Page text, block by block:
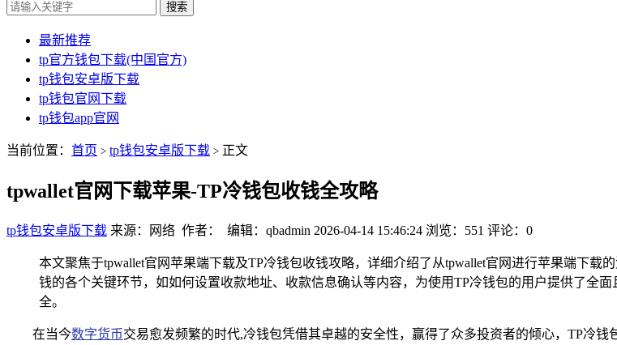
搜索
最新推荐
tp官方钱包下载(中国官方)
tp钱包安卓版下载
tp钱包官网下载
tp钱包app官网
当前位置： 首页 > tp钱包安卓版下载 > 正文
tpwallet官网下载苹果-TP冷钱包收钱全攻略
tp钱包安卓版下载 来源：网络 作者： 编辑：qbadmin 2026-04-14 15:46:24 浏览：551 评论：0
本文聚焦于tpwallet官网苹果端下载及TP冷钱包收钱攻略，详细介绍了从tpwallet官网进行苹果端下
钱的各个关键环节，如如何设置收款地址、收款信息确认等内容，为使用TP冷钱包的用户提供了全
全。
在当今数字货币交易愈发频繁的时代,冷钱包凭借其卓越的安全性，赢得了众多投资者的倾心，TP冷